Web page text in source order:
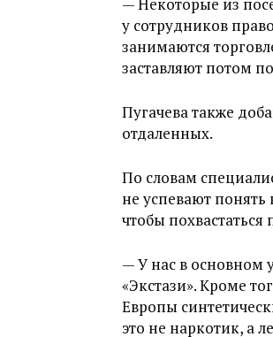
у сотрудников
занимаются
заставляют потом
Пугачева также
отдаленных.
По словам
не успевают
чтобы
— У нас в основном
«Экстази». Кроме
Европы
это не наркотик, а